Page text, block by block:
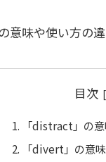
意味や使い方の
目次
「distract」の
「divert」の意